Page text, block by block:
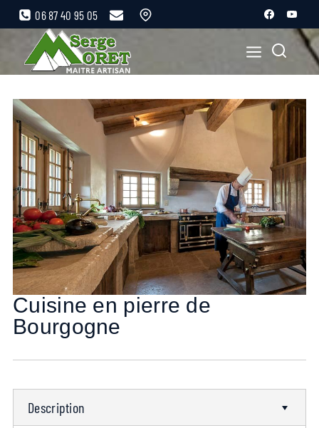
06 87 40 95 05
Cuisine en pierre de
Bourgogne
Description